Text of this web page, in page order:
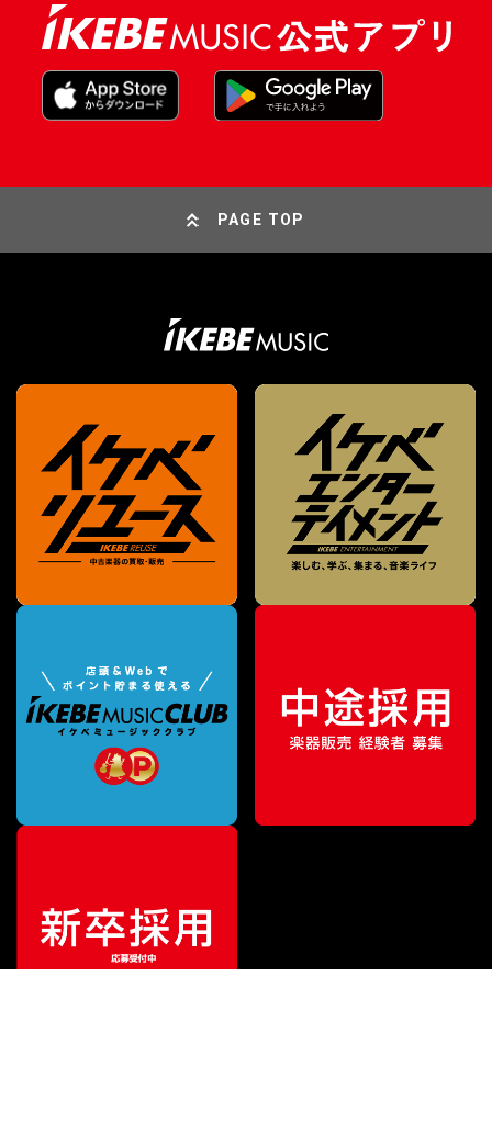
販売価格 1,087,900 （税込）
¥899,000（税込）
PAGE TOP